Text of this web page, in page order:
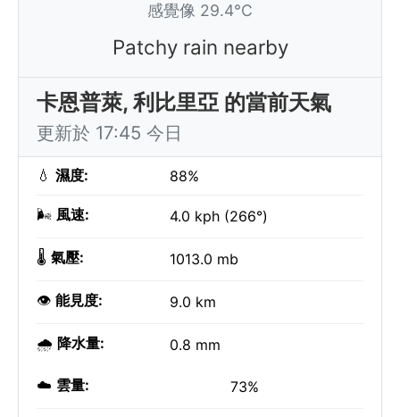
感覺像 29.4°C
Patchy rain nearby
卡恩普萊, 利比里亞 的當前天氣
更新於 17:45 今日
💧 濕度: 88%
🌬️ 風速: 4.0 kph (266°)
🌡️ 氣壓: 1013.0 mb
👁️ 能見度: 9.0 km
🌧️ 降水量: 0.8 mm
☁️ 雲量: 73%